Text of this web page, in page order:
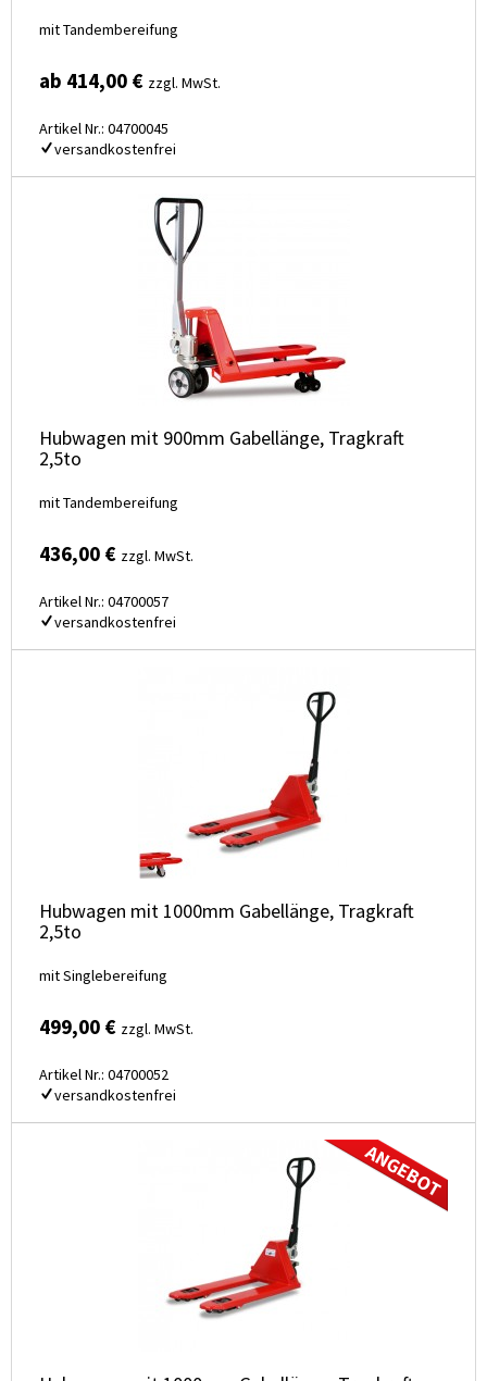
mit Tandembereifung
ab 414,00 € zzgl. MwSt.
Artikel Nr.: 04700045
versandkostenfrei
Hubwagen mit 900mm Gabellänge, Tragkraft
2,5to
mit Tandembereifung
436,00 € zzgl. MwSt.
Artikel Nr.: 04700057
versandkostenfrei
Hubwagen mit 1000mm Gabellänge, Tragkraft
2,5to
mit Singlebereifung
499,00 € zzgl. MwSt.
Artikel Nr.: 04700052
versandkostenfrei